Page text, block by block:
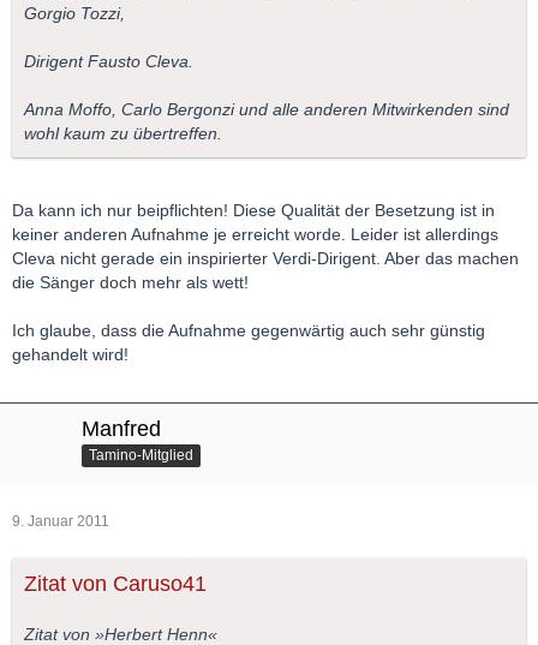
Gorgio Tozzi,
Dirigent Fausto Cleva.
Anna Moffo, Carlo Bergonzi und alle anderen Mitwirkenden sind
wohl kaum zu übertreffen.
Da kann ich nur beipflichten! Diese Qualität der Besetzung ist in
keiner anderen Aufnahme je erreicht worde. Leider ist allerdings
Cleva nicht gerade ein inspirierter Verdi-Dirigent. Aber das machen
die Sänger doch mehr als wett!
Ich glaube, dass die Aufnahme gegenwärtig auch sehr günstig
gehandelt wird!
Manfred
Tamino-Mitglied
9. Januar 2011
Zitat von Caruso41
Zitat von »Herbert Henn«